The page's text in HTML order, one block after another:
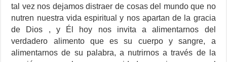
tal vez nos dejamos distraer de cosas del mundo que no
nutren nuestra vida espiritual y nos apartan de la gracia
de Dios , y Él hoy nos invita a alimentarnos del
verdadero alimento que es su cuerpo y sangre, a
alimentarnos de su palabra, a nutrirnos a través de la